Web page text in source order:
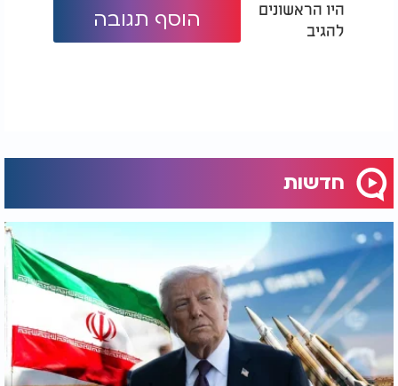
היו הראשונים
להגיב
הוסף תגובה
חדשות